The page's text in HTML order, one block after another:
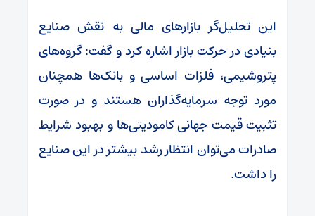
این تحلیل‌گر بازارهای مالی به نقش صنایع
بنیادی در حرکت بازار اشاره کرد و گفت: گروه‌های
پتروشیمی، فلزات اساسی و بانک‌ها همچنان
مورد توجه سرمایه‌گذاران هستند و در صورت
تثبیت قیمت جهانی کامودیتی‌ها و بهبود شرایط
صادرات می‌توان انتظار رشد بیشتر در این صنایع
را داشت.